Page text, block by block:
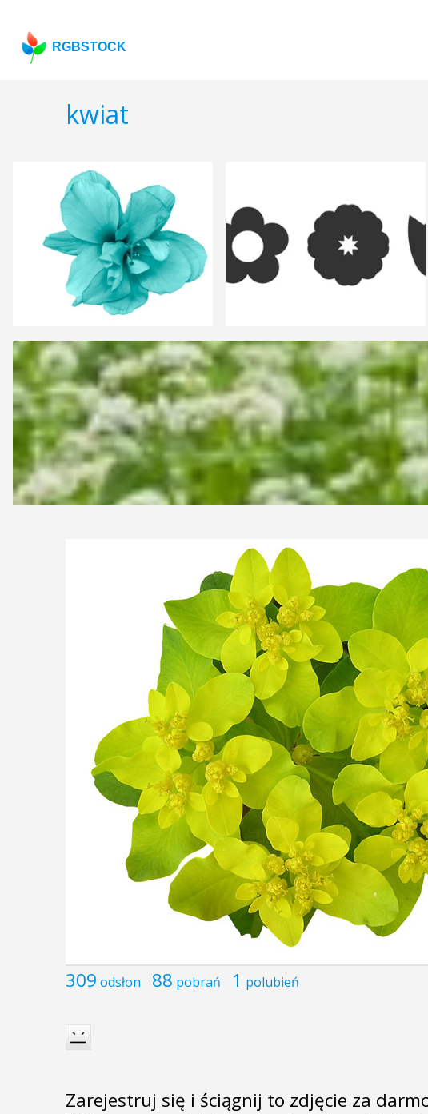
RGBSTOCK
kwiat
309 odsłon 88 pobrań 1 polubień
Zarejestruj się i ściągnij to zdjęcie za